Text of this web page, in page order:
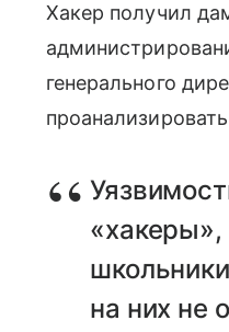
Хакер получил
генерального
«хакеры»,
на них не